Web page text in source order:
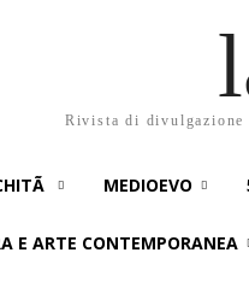
Rivista di divulgazione
MEDIOEVO
E ARTE CONTEMPORANEA